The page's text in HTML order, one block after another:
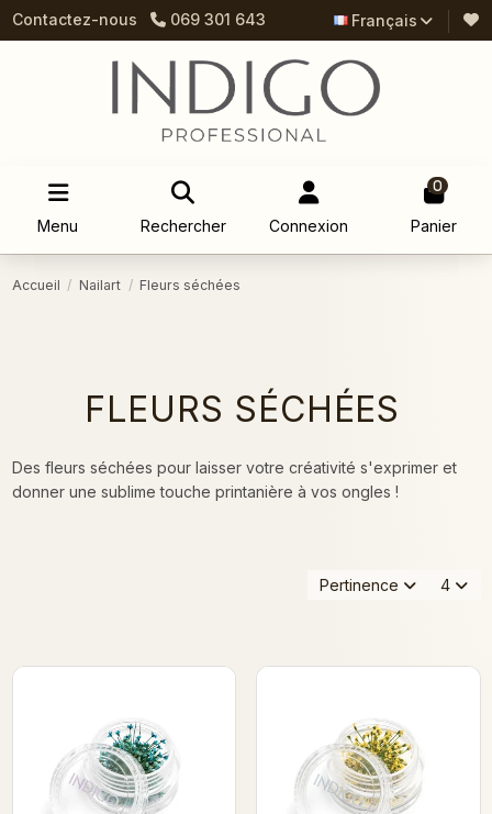
Contactez-nous 069 301 643 Français
Menu Rechercher Connexion
0
Panier
Accueil Nailart Fleurs séchées
FLEURS SÉCHÉES
Des fleurs séchées pour laisser votre créativité s'exprimer et
donner une sublime touche printanière à vos ongles !
Pertinence 4